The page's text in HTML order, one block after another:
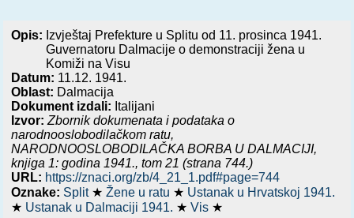
Opis: Izvještaj Prefekture u Splitu od 11. prosinca 1941.
Guvernatoru Dalmacije o demonstraciji žena u
Komiži na Visu
Datum: 11.12. 1941.
Oblast: Dalmacija
Dokument izdali: Italijani
Izvor: Zbornik dokumenata i podataka o
narodnooslobodilačkom ratu,
NARODNOOSLOBODILAČKA BORBA U DALMACIJI,
knjiga 1: godina 1941., tom 21 (strana 744.)
URL: https://znaci.org/zb/4_21_1.pdf#page=744
Oznake: Split ★Žene u ratu ★ Ustanak u Hrvatskoj 1941.
★ Ustanak u Dalmaciji 1941. ★Vis ★